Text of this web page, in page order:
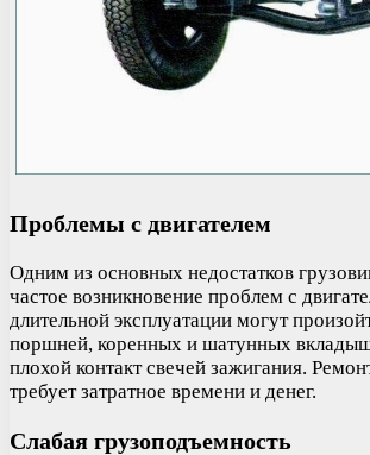
Проблемы с двигателем
Одним из основных недостатков
частое возникновение проблем с
длительной эксплуатации могут
поршней, коренных и шатунных
плохой контакт свечей зажигания.
требует затратное времени и денег.
Слабая грузоподъемность